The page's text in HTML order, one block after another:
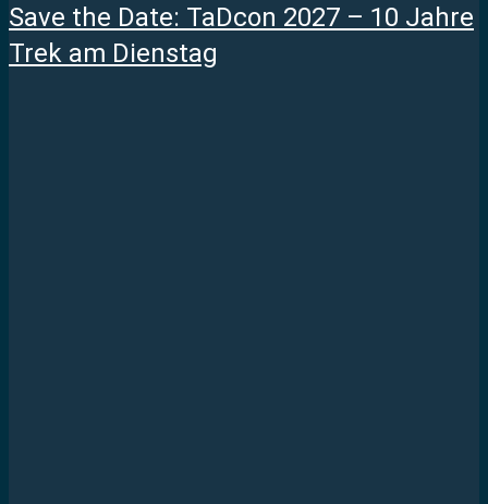
Save the Date: TaDcon 2027 – 10 Jahre
Trek am Dienstag